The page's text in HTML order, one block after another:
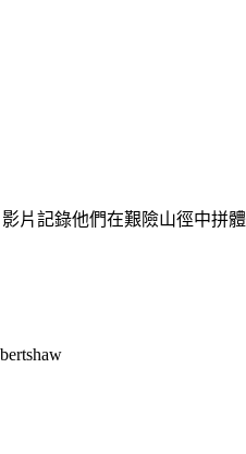
片記錄他們在艱險山徑中拼